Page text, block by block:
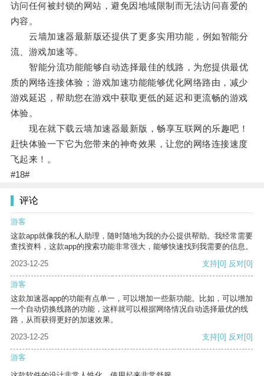
访问任何被封锁的网站，避免因地域限制而无法访问喜爱的
内容。
云墙加速器最新版还提供了更多实用功能，例如智能分
流、游戏加速等。
智能分流功能能够自动选择最佳的线路，为您提供最优
质的网络连接体验；游戏加速功能能够优化网络路由，减少
游戏延迟，帮助您在游戏中获取更低的延迟和更流畅的游戏
体验。
现在就下载云墙加速器最新版，畅享互联网的乐趣吧！
赶快体验一下它为您带来的神奇效果，让您的网络连接速度
飞起来！。
#18#
评论
游客
这款app就像我的私人助理，随时随地为我的办公提供帮助。我经常需要
查找资料，这款app的搜索功能非常强大，能够快速找到我需要的信息。
2023-12-25
支持[0] 反对[0]
游客
这款加速器app的功能有点单一，可以增加一些新功能。比如，可以增加
一个自动切换线路的功能，这样就可以根据网络情况自动选择最优的线
路，从而获得更好的加速效果。
2023-12-25
支持[0] 反对[0]
游客